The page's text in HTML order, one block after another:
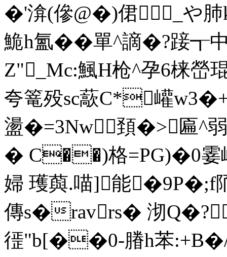
�'渰(傪@�)侰_
鮠h氳��單^謫�?踥┱
Z"_Mc:鯴H枪^孕6梾
夸篭殁sc藃C*巏
盪�=3Nw頚�>匾
� C��)格=PG)�0霎
婦 瓁藇.喵]能�9P�;f
傳s�ravrs� 沏
徰"b[��0-膡h苯